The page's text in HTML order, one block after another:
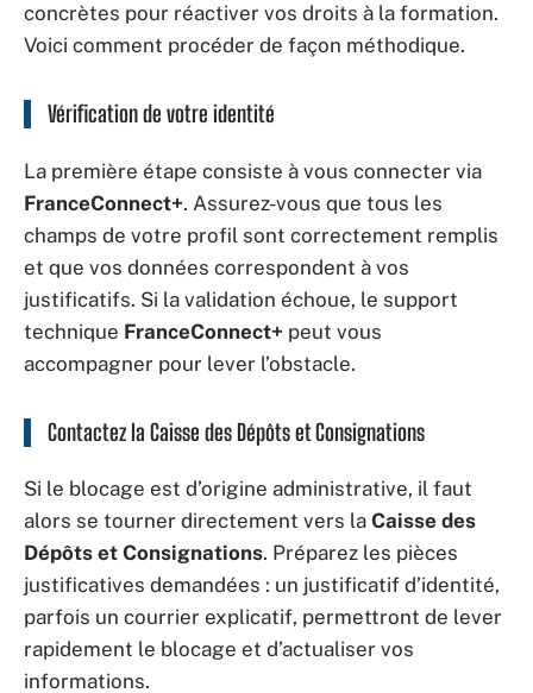
concrètes pour réactiver vos droits à la formation.
Voici comment procéder de façon méthodique.
Vérification de votre identité
La première étape consiste à vous connecter via
FranceConnect+. Assurez-vous que tous les
champs de votre profil sont correctement remplis
et que vos données correspondent à vos
justificatifs. Si la validation échoue, le support
technique FranceConnect+ peut vous
accompagner pour lever l’obstacle.
Contactez la Caisse des Dépôts et Consignations
Si le blocage est d’origine administrative, il faut
alors se tourner directement vers la Caisse des
Dépôts et Consignations. Préparez les pièces
justificatives demandées : un justificatif d’identité,
parfois un courrier explicatif, permettront de lever
rapidement le blocage et d’actualiser vos
informations.